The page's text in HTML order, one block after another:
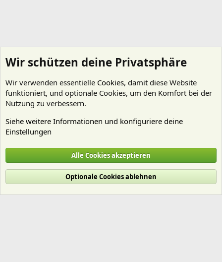
Cookies
Deutsch (Du)
Nutzungsbedingungen
Datenschutz Hilfe und Impressum
R
Wir schützen deine Privatsphäre
Wir verwenden essentielle Cookies, damit diese Website
funktioniert, und optionale Cookies, um den Komfort bei der
Nutzung zu verbessern.
Siehe weitere Informationen und konfiguriere deine
Einstellungen
Alle Cookies akzeptieren
Optionale Cookies ablehnen